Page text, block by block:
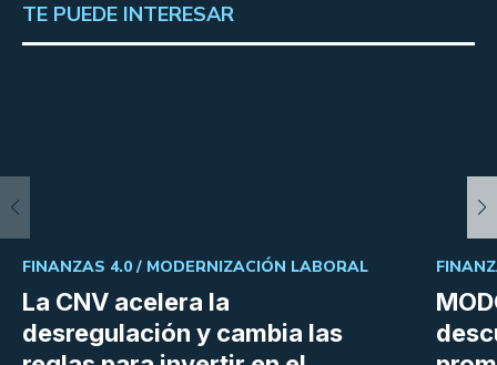
TE PUEDE INTERESAR
La CNV acelera la
desregulación y cambia las
FINANZAS 4.0 / MODERNIZACIÓN LABORAL